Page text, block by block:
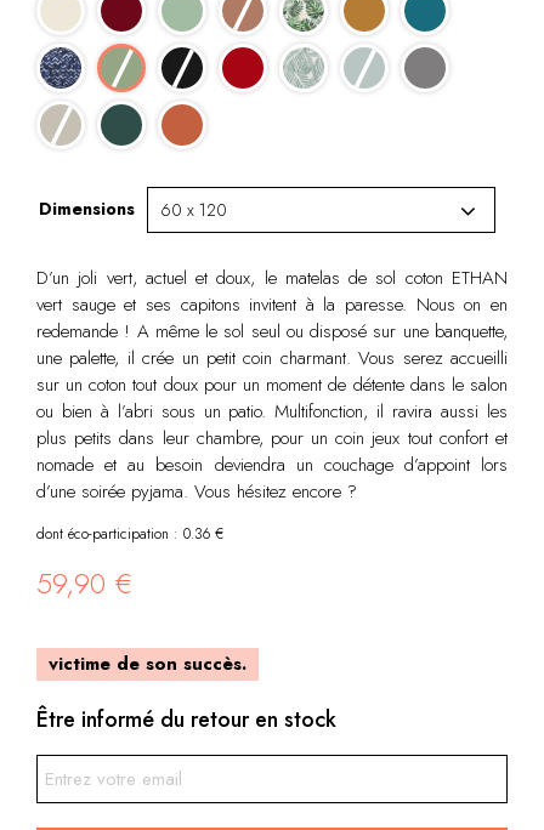
Dimensions
D’un joli vert, actuel et doux, le matelas de sol coton ETHAN
vert sauge et ses capitons invitent à la paresse. Nous on en
redemande ! A même le sol seul ou disposé sur une banquette,
une palette, il crée un petit coin charmant. Vous serez accueilli
sur un coton tout doux pour un moment de détente dans le salon
ou bien à l’abri sous un patio. Multifonction, il ravira aussi les
plus petits dans leur chambre, pour un coin jeux tout confort et
nomade et au besoin deviendra un couchage d’appoint lors
d’une soirée pyjama. Vous hésitez encore ?
dont éco-participation : 0.36 €
59,90 €
victime de son succès.
Être informé du retour en stock